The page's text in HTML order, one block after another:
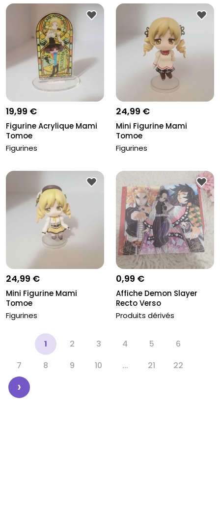
19,99 €
Figurine Acrylique Mami
Tomoe
Figurines
24,99 €
Mini Figurine Mami
Tomoe
Figurines
24,99 €
Mini Figurine Mami
Tomoe
Figurines
0,99 €
Affiche Demon Slayer
Recto Verso
Produits dérivés
1 2 3 4 5
6
7
8 9 10 ... 21 22
›